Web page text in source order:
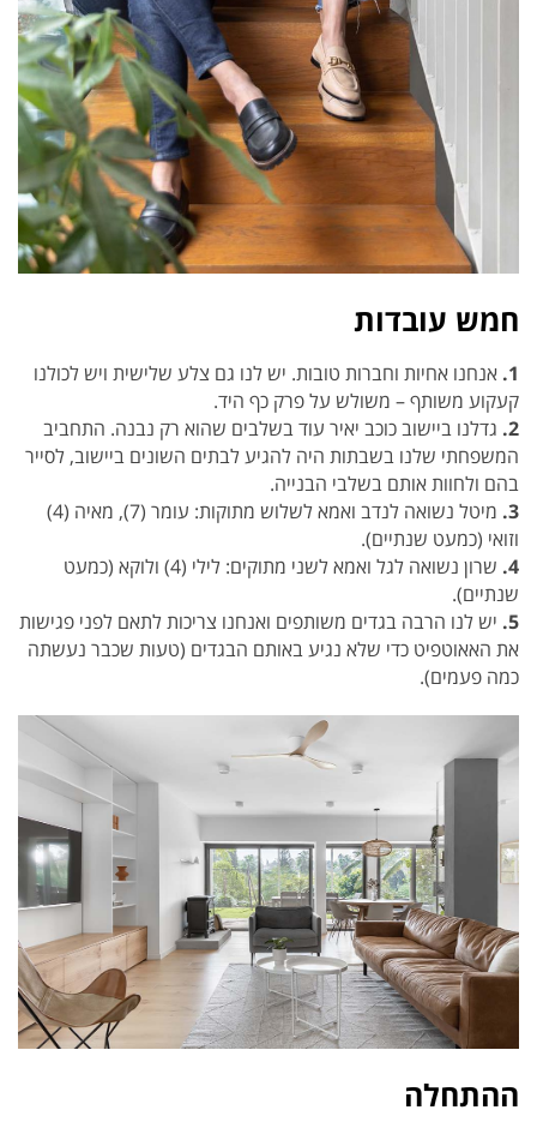
חמש עובדות
1. אנחנו אחיות וחברות טובות. יש לנו גם צלע שלישית ויש לכולנו
קעקוע משותף – משולש על פרק כף היד.
2. גדלנו ביישוב כוכב יאיר עוד בשלבים שהוא רק נבנה. התחביב
המשפחתי שלנו בשבתות היה להגיע לבתים השונים ביישוב, לסייר
בהם ולחוות אותם בשלבי הבנייה.
3.
מיטל נשואה לנדב ואמא לשלוש מתוקות: עומר (7), מאיה (4)
וזואי (כמעט שנתיים).
4.
שרון נשואה לגל ואמא לשני מתוקים: לילי (4) ולוקא (כמעט
שנתיים).
5. יש לנו הרבה בגדים משותפים ואנחנו צריכות לתאם לפני פגישות
את האאוטפיט כדי שלא נגיע באותם הבגדים (טעות שכבר נעשתה
כמה פעמים).
ההתחלה